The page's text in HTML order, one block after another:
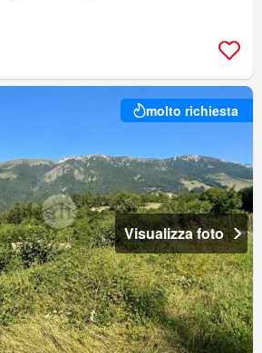
molto richiesta
Visualizza foto